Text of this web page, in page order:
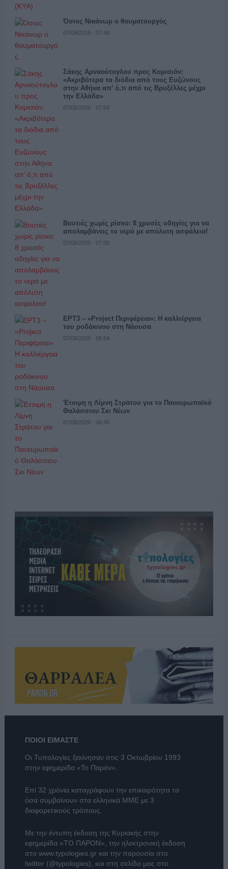
Όσιος Νικάνωρ ο θαυματουργός
07/08/2026 - 07:46
Σάκης Αρναούτογλου προς Κομισιόν:
«Ακριβότερα τα διόδια από τους Ευζώνους
στην Αθήνα απ’ ό,τι από τις Βρυξέλλες μέχρι
την Ελλάδα»
07/08/2026 - 07:04
Βουτιές χωρίς ρίσκο: 8 χρυσές οδηγίες για να
απολαμβάνεις το νερό με απόλυτη ασφάλεια!
07/08/2026 - 07:00
ΕΡΤ3 – «Project Περιφέρεια»: Η καλλιέργεια
του ροδάκινου στη Νάουσα
07/08/2026 - 06:54
Έτοιμη η Λίμνη Στράτου για το Πανευρωπαϊκό
Θαλάσσιου Σκι Νέων
07/08/2026 - 06:49
ΠΟΙΟΙ ΕΙΜΑΣΤΕ
Οι Τυπολογίες ξεκίνησαν στις 3 Οκτωβρίου 1993
στην εφημερίδα «Το Παρόν».
Επί 32 χρόνια καταγράφουν την επικαιρότητα τα
όσα συμβαίνουν στα ελληνικά ΜΜΕ με 3
διαφορετικούς τρόπους.
Με την έντυπη έκδοση της Κυριακής στην
εφημερίδα «ΤΟ ΠΑΡΟΝ», την ηλεκτρονική έκδοση
στο www.typologies.grκαι την παρουσία στο
twitter (@typologies), και στη σελίδα μας στο